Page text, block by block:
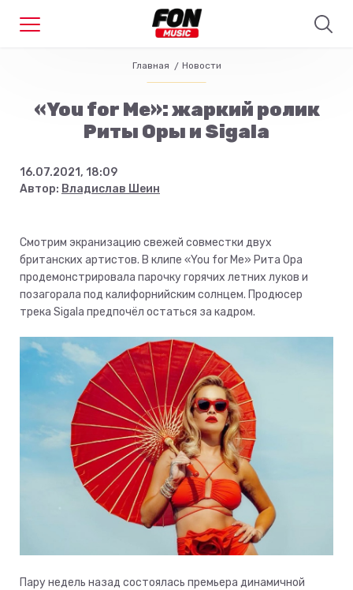
Главная Новости
«You for Me»: жаркий ролик
Риты Оры и Sigala
16.07.2021, 18:09
Автор: Владислав Шеин
Смотрим экранизацию свежей совместки двух
британских артистов. В клипе «You for Me» Рита Ора
продемонстрировала парочку горячих летних луков и
позагорала под калифорнийским солнцем. Продюсер
трека Sigala предпочёл остаться за кадром.
Пару недель назад состоялась премьера динамичной